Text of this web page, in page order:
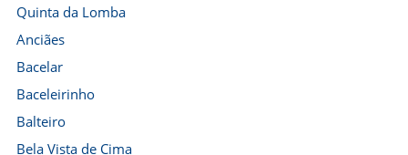
Quinta da Lomba
Anciães
Bacelar
Baceleirinho
Balteiro
Bela Vista de Cima